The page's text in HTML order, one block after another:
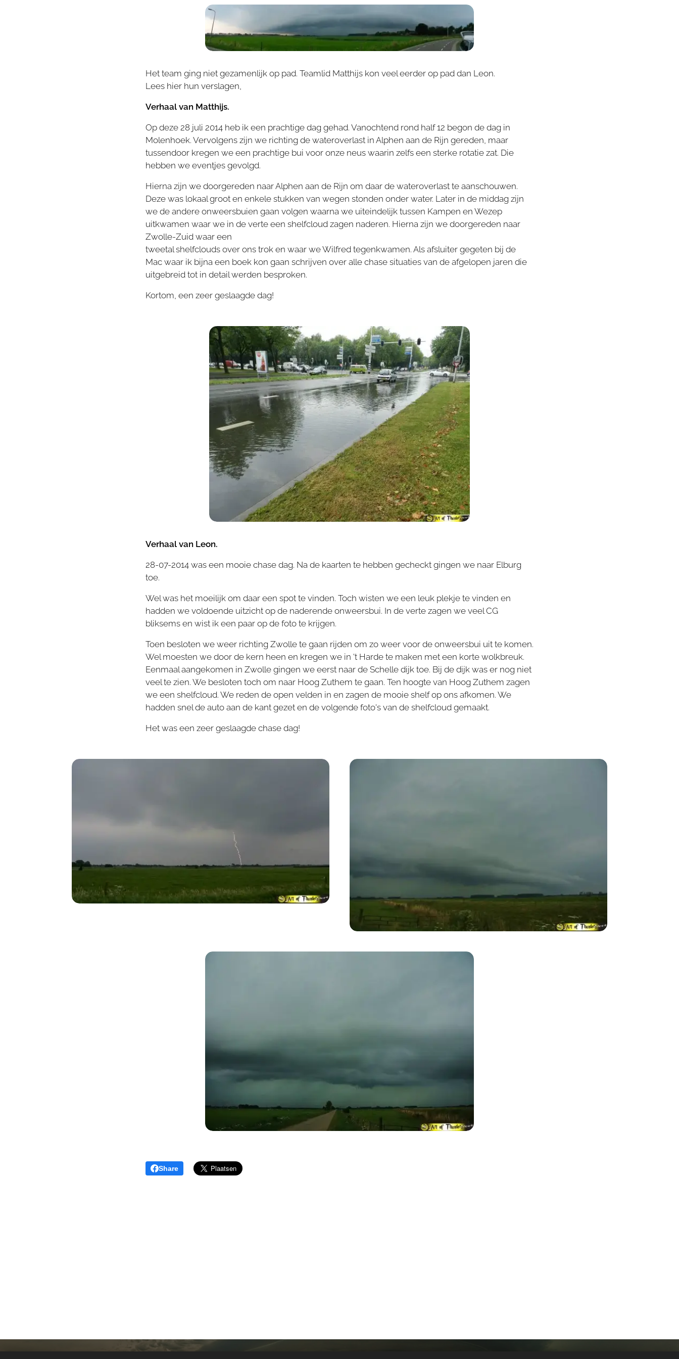
Het team ging niet gezamenlijk op pad. Teamlid Matthijs kon veel eerder op pad dan Leon.
Lees hier hun verslagen,
Verhaal van Matthijs.
Op deze 28 juli 2014 heb ik een prachtige dag gehad. Vanochtend rond half 12 begon de dag in
Molenhoek. Vervolgens zijn we richting de wateroverlast in Alphen aan de Rijn gereden, maar
tussendoor kregen we een prachtige bui voor onze neus waarin zelfs een sterke rotatie zat. Die
hebben we eventjes gevolgd.
Hierna zijn we doorgereden naar Alphen aan de Rijn om daar de wateroverlast te aanschouwen.
Deze was lokaal groot en enkele stukken van wegen stonden onder water. Later in de middag zijn
we de andere onweersbuien gaan volgen waarna we uiteindelijk tussen Kampen en Wezep
uitkwamen waar we in de verte een shelfcloud zagen naderen. Hierna zijn we doorgereden naar
Zwolle-Zuid waar een
tweetal shelfclouds over ons trok en waar we Wilfred tegenkwamen. Als afsluiter gegeten bij de
Mac waar ik bijna een boek kon gaan schrijven over alle chase situaties van de afgelopen jaren die
uitgebreid tot in detail werden besproken.
Kortom, een zeer geslaagde dag!
Verhaal van Leon.
28-07-2014 was een mooie chase dag. Na de kaarten te hebben gecheckt gingen we naar Elburg
toe.
Wel was het moeilijk om daar een spot te vinden. Toch wisten we een leuk plekje te vinden en
hadden we voldoende uitzicht op de naderende onweersbui. In de verte zagen we veel CG
bliksems en wist ik een paar op de foto te krijgen.
Toen besloten we weer richting Zwolle te gaan rijden om zo weer voor de onweersbui uit te komen.
Wel moesten we door de kern heen en kregen we in 't Harde te maken met een korte wolkbreuk.
Eenmaal aangekomen in Zwolle gingen we eerst naar de Schelle dijk toe. Bij de dijk was er nog niet
veel te zien. We besloten toch om naar Hoog Zuthem te gaan. Ten hoogte van Hoog Zuthem zagen
we een shelfcloud. We reden de open velden in en zagen de mooie shelf op ons afkomen. We
hadden snel de auto aan de kant gezet en de volgende foto's van de shelfcloud gemaakt.
Het was een zeer geslaagde chase dag!
Share